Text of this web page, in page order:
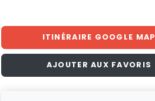
ITINÉRAIRE GOOGLE MAP
AJOUTER AUX FAVORIS